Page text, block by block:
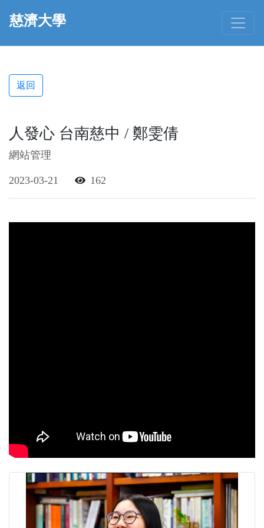
慈濟大學
返回
人發心 台南慈中 / 鄭雯倩
網站管理
2023-03-21 162